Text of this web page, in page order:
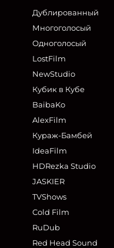
Дублированный
Многоголосый
Одноголосый
LostFilm
NewStudio
Кубик в Кубе
BaibaKo
AlexFilm
Кураж-Бамбей
IdeaFilm
HDRezka Studio
JASKIER
TVShows
Cold Film
RuDub
Red Head Sound